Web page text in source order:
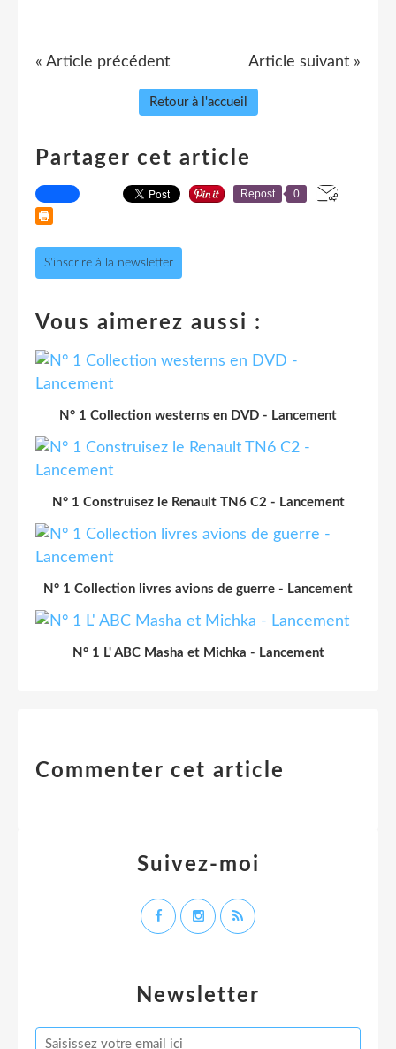
« Article précédent Article suivant »
Retour à l'accueil
Partager cet article
Repost 0
S'inscrire à la newsletter
Vous aimerez aussi :
N° 1 Collection westerns en DVD - Lancement
N° 1 Construisez le Renault TN6 C2 - Lancement
N° 1 Collection livres avions de guerre - Lancement
N° 1 L' ABC Masha et Michka - Lancement
Commenter cet article
Newsletter
Suivez-moi